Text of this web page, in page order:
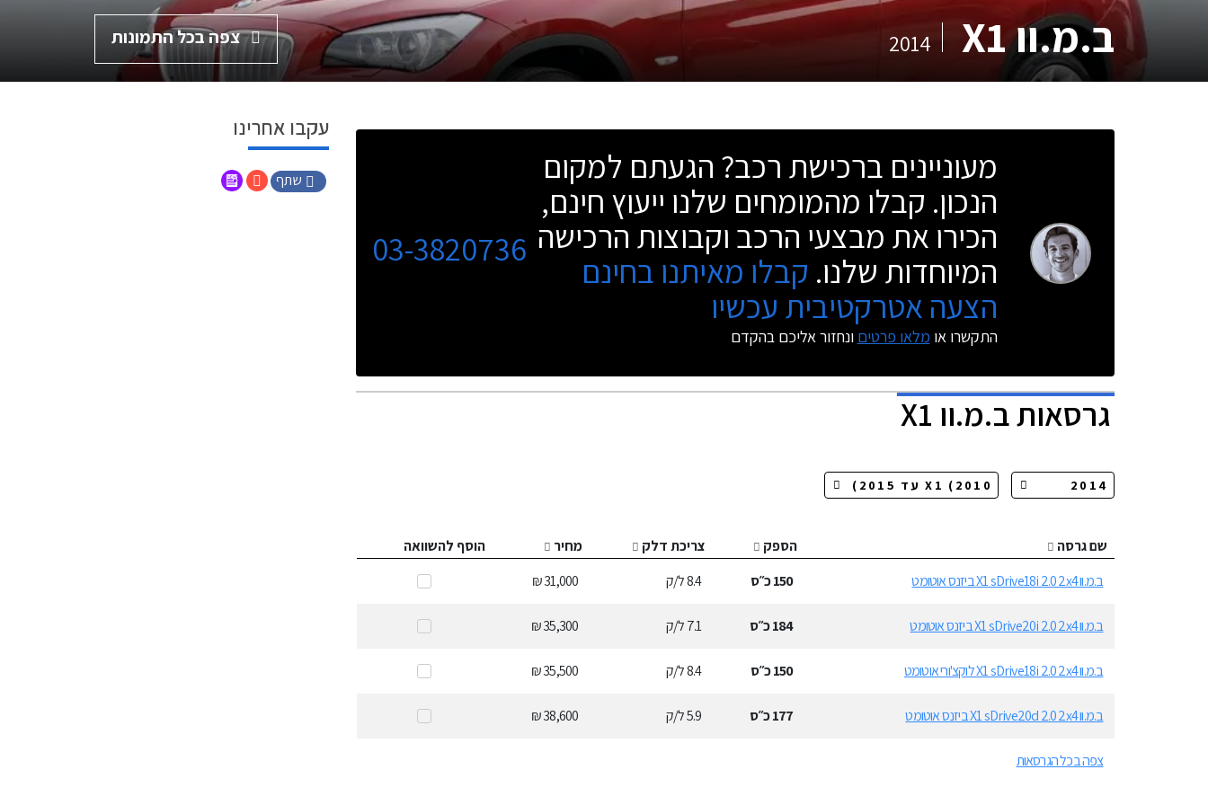
ב.מ.וו X1 2014 צפה בכל התמונות
מעוניינים ברכישת רכב? הגעתם למקום
הנכון. קבלו מהמומחים שלנו ייעוץ חינם,
הכירו את מבצעי הרכב וקבוצות הרכישה
המיוחדות שלנו. קבלו מאיתנו בחינם
הצעה אטרקטיבית עכשיו
התקשרו או מלאו פרטים ונחזור אליכם בהקדם
03-3820736
גרסאותב.מ.וו X1
שם גרסה הספק צריכת דלק מחיר
הוסף להשוואה
ב.מ.וו X1 sDrive18i 2.0 2x4 ביזנס אוטומט
150כ״ס 8.4ל/ק 31,000 ₪
ב.מ.וו X1 sDrive20i 2.0 2x4 ביזנס אוטומט 184כ״ס 7.1ל/ק 35,300 ₪
ב.מ.וו X1 sDrive18i 2.0 2x4 לוקצ'ורי אוטומט 150כ״ס 8.4ל/ק 35,500 ₪
ב.מ.וו X1 sDrive20d 2.0 2x4 ביזנס אוטומט 177כ״ס 5.9ל/ק 38,600 ₪
צפה בכל הגרסאות
עקבו אחרינו
שתף